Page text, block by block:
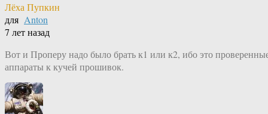
Лёха Пупкин
для Anton
7 лет назад
Вот и Проперу надо было брать к1 или к2, ибо это
аппараты к кучей прошивок.